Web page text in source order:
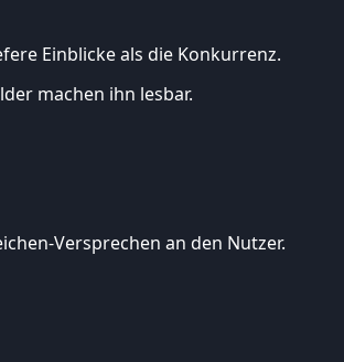
Einblicke als die Konkurrenz.
machen ihn lesbar.
Versprechen an den Nutzer.